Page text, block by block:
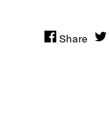
Share